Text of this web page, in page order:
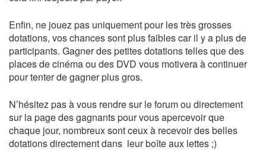
Enfin, ne jouez pas uniquement pour les très grosses
dotations, vos chances sont plus faibles car il y a plus de
participants. Gagner des petites dotations telles que des
places de cinéma ou des DVD vous motivera à continuer
pour tenter de gagner plus gros.
N’hésitez pas à vous rendre sur le forum ou directement
sur la page des gagnants pour vous apercevoir que
chaque jour, nombreux sont ceux à recevoir des belles
dotations directement dans leur boîte aux lettes ;)